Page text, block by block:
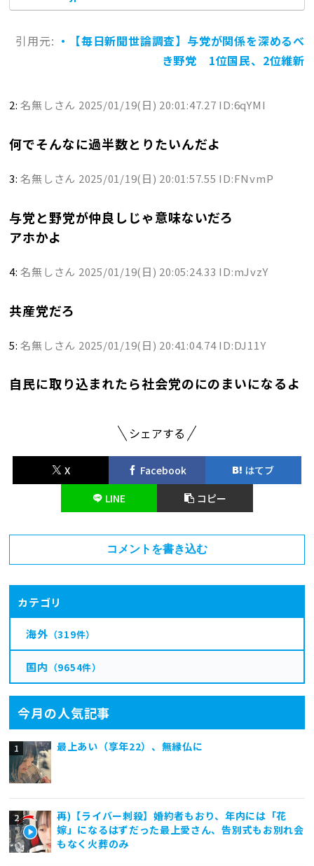
引用元: ・【毎日新聞世論調査】与党が関係を深めるべ
き野党 1位国民、2位維新
2:名無しさん 2025/01/19(日) 20:01:47.27 ID:6qYMI
何でそんなに過半数とりたいんだよ
3:名無しさん 2025/01/19(日) 20:01:57.55 ID:FNvmP
与党と野党が仲良しじゃ意味ないだろ
アホかよ
4:名無しさん 2025/01/19(日) 20:05:24.33 ID:mJvzY
共産党だろ
5:名無しさん 2025/01/19(日) 20:41:04.74 ID:DJ11Y
自民に取り込まれたら社会党のにのまいになるよ
シェアする
X Facebook
はてブ
LINE
コピー
コメントを書き込む
カテゴリ
海外 （319件）
国内 （9654件）
今月の人気記事
最上あい（享年22）、無縁仏に
再)【ライバー刺殺】婚約者もおり、年内には「花
嫁」になるはずだった最上愛さん、告別式もお別れ会
もなく火葬のみ